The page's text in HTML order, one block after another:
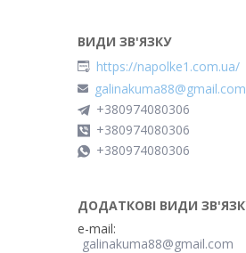
https://napolke1.com.ua/
galinakuma88@gmail.com
+380974080306
+380974080306
+380974080306
e-mail
galinakuma88@gmail.com